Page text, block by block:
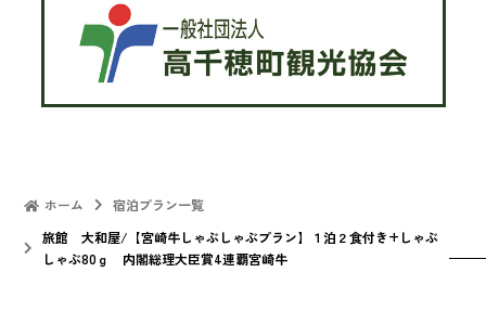
ホーム
宿泊プラン一覧
旅館 大和屋/【宮崎牛しゃぶしゃぶプラン】１泊２食付き+しゃぶ
しゃぶ80ｇ 内閣総理大臣賞4連覇宮崎牛